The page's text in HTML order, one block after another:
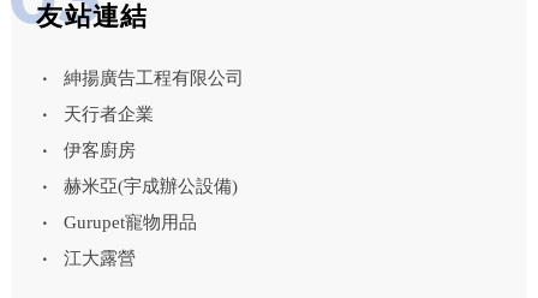
友站連結
紳揚廣告工程有限公司
天行者企業
伊客廚房
赫米亞(宇成辦公設備)
Gurupet寵物用品
江大露營